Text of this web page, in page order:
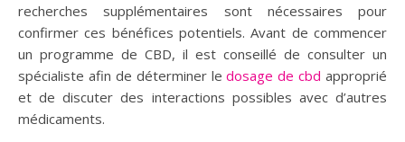
recherches supplémentaires sont nécessaires pour
confirmer ces bénéfices potentiels. Avant de commencer
un programme de CBD, il est conseillé de consulter un
spécialiste afin de déterminer ledosage de cbd approprié
et de discuter des interactions possibles avec d’autres
médicaments.